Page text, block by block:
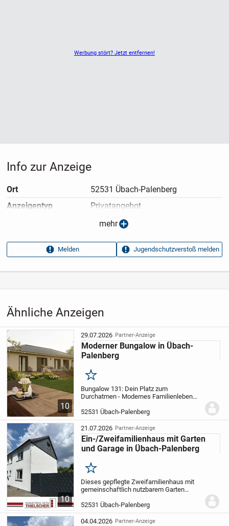
Werbung stört? Jetzt entfernen!
Ähnliche Anzeigen
10
29.07.2026 Partner-Anzeige
Moderner Bungalow in Übach-
Palenberg
Merken
Bungalow 131: Dein Platz zum
Durchatmen - Modernes Familienleben
neuen Zuhause! Der Bungalow 131
beweist, wie stilvoll und durchdacht
Wohnen auf einer Ebene sein...
52531 Übach-Palenberg
10
21.07.2026 Partner-Anzeige
Ein-/Zweifamilienhaus mit Garten
und Garage in Übach-Palenberg
Merken
Dieses gepflegte Zweifamilienhaus mit
gemeinschaftlich nutzbarem Garten
Familien, Mehrgenerationenhaushalte
oder Kapitalanleger. Die Immobilie liegt in
einer...
52531 Übach-Palenberg
04.04.2026 Partner-Anzeige
Info zur Anzeige
Ort
52531 Übach-Palenberg
Anzeigen­typ
Privatangebot
18.04.2026
Anzeigen­kennung
c5b666b2
Aufrufe dieser
9
mehr
Melden Jugendschutzverstoß melden